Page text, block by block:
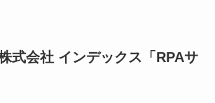
式会社 インデックス「RPAサ